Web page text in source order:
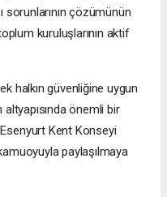
çözümünün
kuruluşlarının aktif
halkın güvenliğine uygun
önemli bir
Kent Konseyi
paylaşılmaya